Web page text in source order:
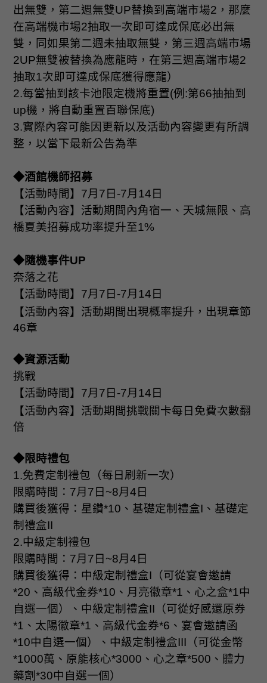
出無雙，第二週無雙UP替換到高端市場2 ，那麼
在高端機市場2抽取一次即可達成保底必出無
雙，同如果第二週未抽取無雙，第三週高端市場
2UP無雙被替換為應龍時，在第三週高端市場2
抽取1次即可達成保底獲得應龍）
2.每當抽到該卡池限定機將重置(例 :第66抽抽到
up機，將自動重置百聯保底)
3.實際內容可能因更新以及活動內容變更有所調
整，以當下最新公告為準
◆酒館機師招募
【活動時間】 7月 7 日 -7月 14 日
【活動內容】活動期間內角宿一、天城無限、高
橋夏美招募成功率提升至1%
◆隨機事件UP
奈落之花
【活動時間】 7月 7 日 -7月 14 日
【活動內容】活動期間出現概率提升，出現章節
46章
◆資源活動
挑戰
【活動時間】 7月 7 日 -7月 14 日
【活動內容】活動期間挑戰關卡每日免費次數翻
倍
◆限時禮包
1.免費定制禮包（每日刷新一次）
限購時間： 7月 7 日 ~8月4 日
購買後獲得：星鑽*10 、基礎定制禮盒I 、基礎定
制禮盒II
2.中級定制禮包
限購時間： 7月 7 日 ~8月4 日
購買後獲得：中級定制禮盒I （可從宴會邀請
*20 、高級代金券*10 、月亮徽章*1 、心之盒*1中
自選一個）、中級定制禮盒II （可從好感還原券
*1 、太陽徽章*1 、高級代金券*6 、宴會邀請函
*10中自選一個）、中級定制禮盒III （可從金幣
*1000萬、原能核心*3000 、心之章*500 、體力
藥劑*30中自選一個）